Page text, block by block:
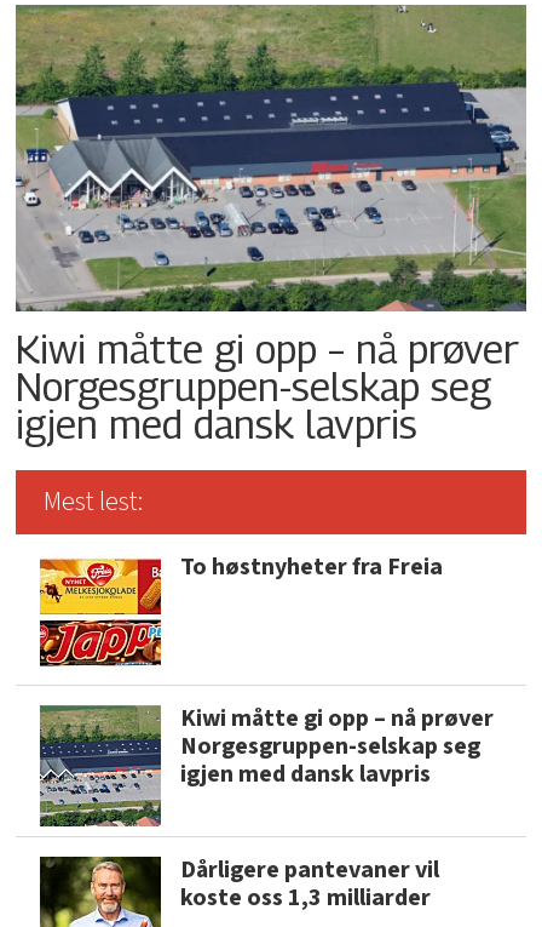
Kiwi måtte gi opp – nå prøver
Norgesgruppen-selskap seg
igjen med dansk lavpris
Mest lest:
To høstnyheter fra Freia
Kiwi måtte gi opp – nå prøver
Norgesgruppen-selskap seg
igjen med dansk lavpris
Dårligere pantevaner vil
koste oss 1,3 milliarder